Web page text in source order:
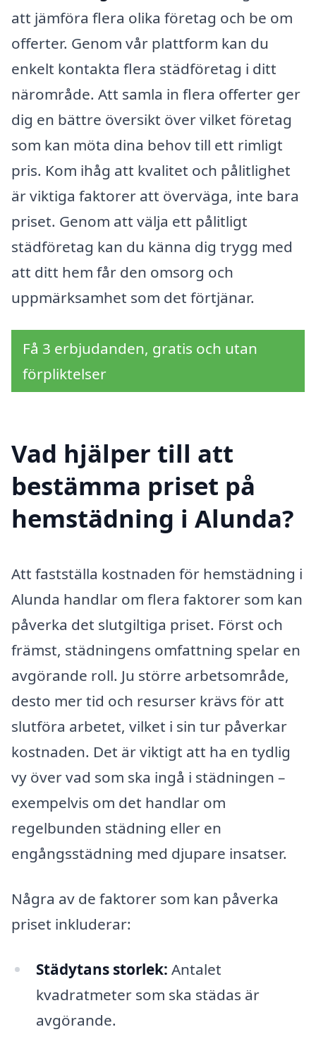
att jämföra flera olika företag och be om
offerter. Genom vår plattform kan du
enkelt kontakta flera städföretag i ditt
närområde. Att samla in flera offerter ger
dig en bättre översikt över vilket företag
som kan möta dina behov till ett rimligt
pris. Kom ihåg att kvalitet och pålitlighet
är viktiga faktorer att överväga, inte bara
priset. Genom att välja ett pålitligt
städföretag kan du känna dig trygg med
att ditt hem får den omsorg och
uppmärksamhet som det förtjänar.
Få 3 erbjudanden, gratis och utan
förpliktelser
Vad hjälper till att
bestämma priset på
hemstädning i Alunda?
Att fastställa kostnaden för hemstädning i
Alunda handlar om flera faktorer som kan
påverka det slutgiltiga priset. Först och
främst, städningens omfattning spelar en
avgörande roll. Ju större arbetsområde,
desto mer tid och resurser krävs för att
slutföra arbetet, vilket i sin tur påverkar
kostnaden. Det är viktigt att ha en tydlig
vy över vad som ska ingå i städningen –
exempelvis om det handlar om
regelbunden städning eller en
engångsstädning med djupare insatser.
Några av de faktorer som kan påverka
priset inkluderar:
Städytans storlek: Antalet
kvadratmeter som ska städas är
avgörande.